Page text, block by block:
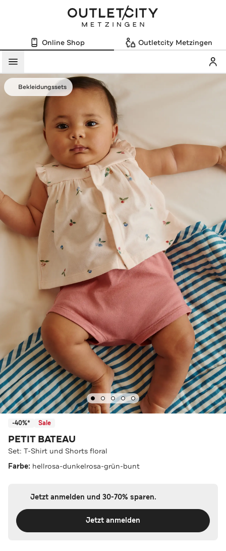
Online Shop Outletcity Metzingen
Menü
Bekleidungssets
-40%* Sale
PETIT BATEAU
Set: T-Shirt und Shorts floral
Farbe: hellrosa-dunkelrosa-grün-bunt
Jetzt anmelden und 30-70% sparen.
Jetzt anmelden